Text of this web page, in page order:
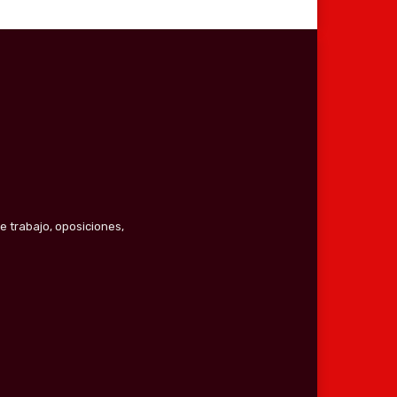
trabajo, oposiciones,